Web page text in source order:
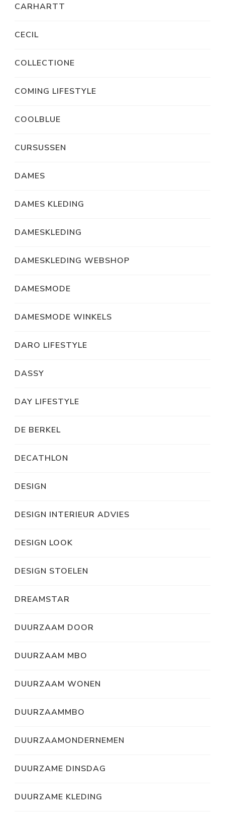
CARHARTT
CECIL
COLLECTIONE
COMING LIFESTYLE
COOLBLUE
CURSUSSEN
DAMES
DAMES KLEDING
DAMESKLEDING
DAMESKLEDING WEBSHOP
DAMESMODE
DAMESMODE WINKELS
DARO LIFESTYLE
DASSY
DAY LIFESTYLE
DE BERKEL
DECATHLON
DESIGN
DESIGN INTERIEUR ADVIES
DESIGN LOOK
DESIGN STOELEN
DREAMSTAR
DUURZAAM DOOR
DUURZAAM MBO
DUURZAAM WONEN
DUURZAAMMBO
DUURZAAMONDERNEMEN
DUURZAME DINSDAG
DUURZAME KLEDING